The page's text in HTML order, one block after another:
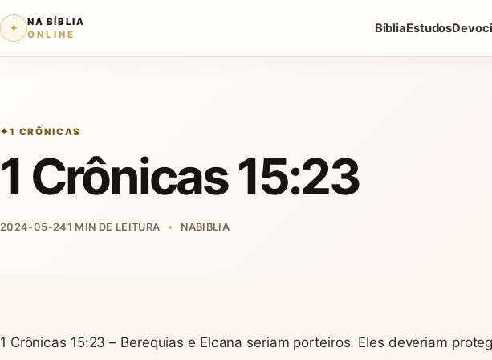
✦
NA BÍBLIA
ONLINE
BíbliaEstudos
1 CRÔNICAS
1 Crônicas 15:23
2024-05-241 MIN DE LEITURA NABIBLIA
1 Crônicas 15:23 – Berequias e Elcana seriam porteiros. Eles deveriam